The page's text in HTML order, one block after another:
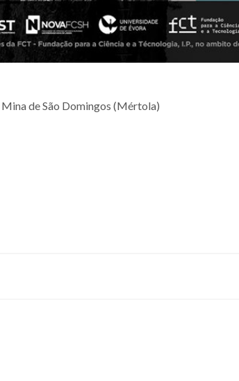
de São Domingos (Mértola)